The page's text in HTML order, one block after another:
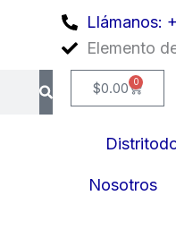
Llámanos:
Elemento
$0.00 0
Cart
Nosotros